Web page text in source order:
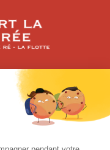
contacter